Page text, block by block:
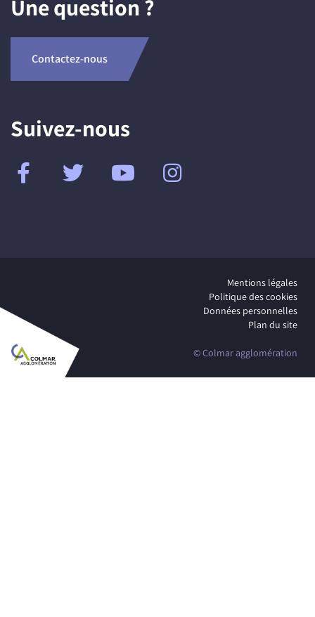
Une question ?
Contactez-nous
Suivez-nous
Mentions légales
Politique des cookies
Données personnelles
Plan du site
© Colmar agglomération